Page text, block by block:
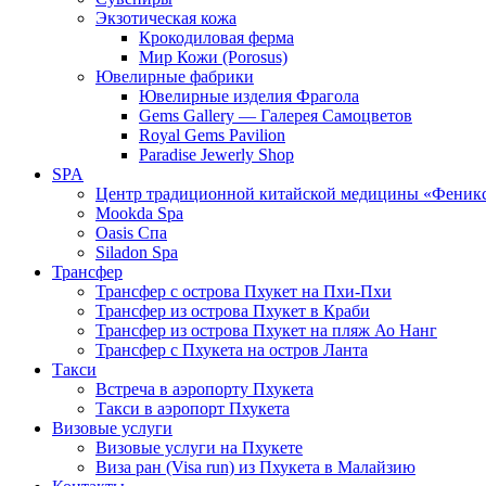
Экзотическая кожа
Крокодиловая ферма
Мир Кожи (Porosus)
Ювелирные фабрики
Ювелирные изделия Фрагола
Gems Gallery — Галерея Самоцветов
Royal Gems Pavilion
Paradise Jewerly Shop
SPA
Центр традиционной китайской медицины
Mookda Spa
Oasis Спа
Siladon Spa
Трансфер
Трансфер с острова Пхукет на Пхи-Пхи
Трансфер из острова Пхукет в Краби
Трансфер из острова Пхукет на пляж Ао Нанг
Трансфер с Пхукета на остров Ланта
Такси
Встреча в аэропорту Пхукета
Такси в аэропорт Пхукета
Визовые услуги
Визовые услуги на Пхукете
Виза ран (Visa run) из Пхукета в Малайзию